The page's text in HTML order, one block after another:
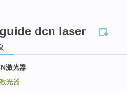
dcn laser
激光器
光器